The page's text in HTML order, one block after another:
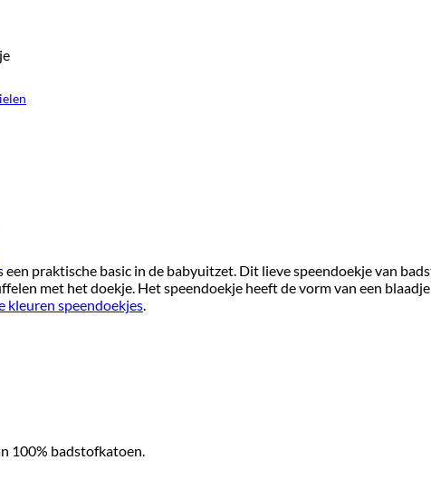
praktische basic in de babyuitzet. Dit lieve speendoekje van
met het doekje. Het speendoekje heeft de vorm van een
kleuren speendoekjes.
100% badstofkatoen.